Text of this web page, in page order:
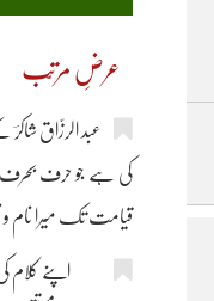
عرضِ مرتّب
کی ہے جو حرف بحرف
قیامت تک میرا نام و
اپنے کلام کی